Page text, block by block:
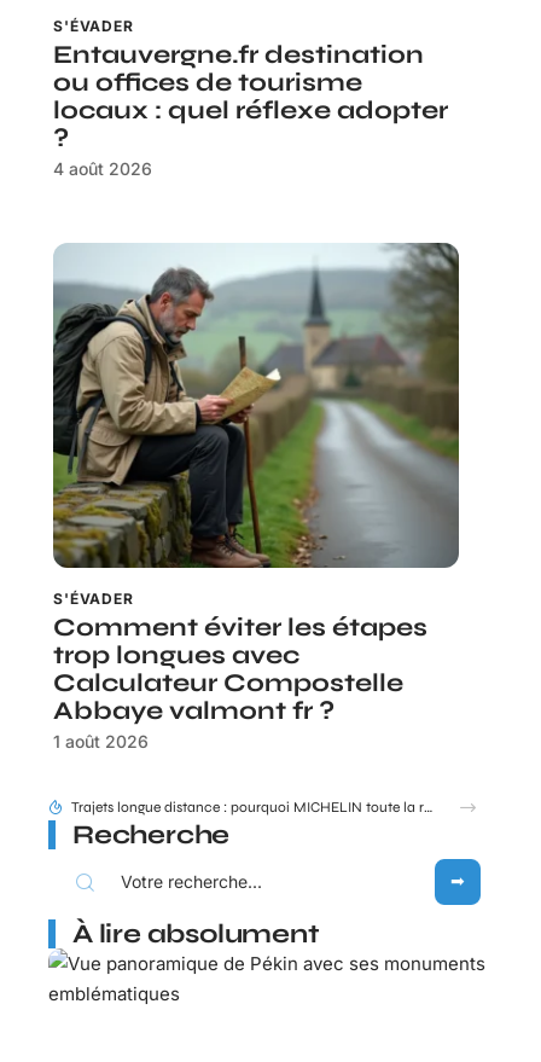
S'ÉVADER
Entauvergne.fr destination
ou offices de tourisme
locaux : quel réflexe adopter
?
4 août 2026
S'ÉVADER
Comment éviter les étapes
trop longues avec
Calculateur Compostelle
Abbaye valmont fr ?
1 août 2026
Trajets longue distance : pourquoi MICHELIN toute la route reste une référence en 2026 ?
Recherche
À lire absolument